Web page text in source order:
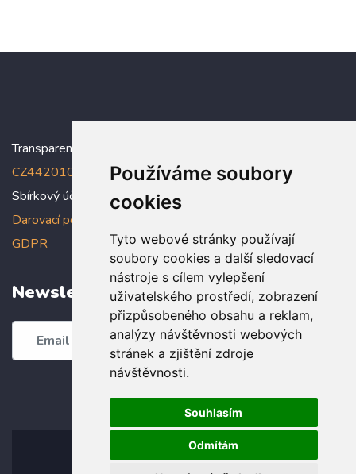
Používáme soubory
cookies
Tyto webové stránky používají
soubory cookies a další sledovací
nástroje s cílem vylepšení
uživatelského prostředí, zobrazení
přizpůsobeného obsahu a reklam,
analýzy návštěvnosti webových
stránek a zjištění zdroje
návštěvnosti.
Souhlasím
Odmítám
Transparentní účet:
CZ4420100000005005005006
Sbírkový účet: 5005005022/2010
Darovací podmínky
GDPR
Newsletter
Odebírat